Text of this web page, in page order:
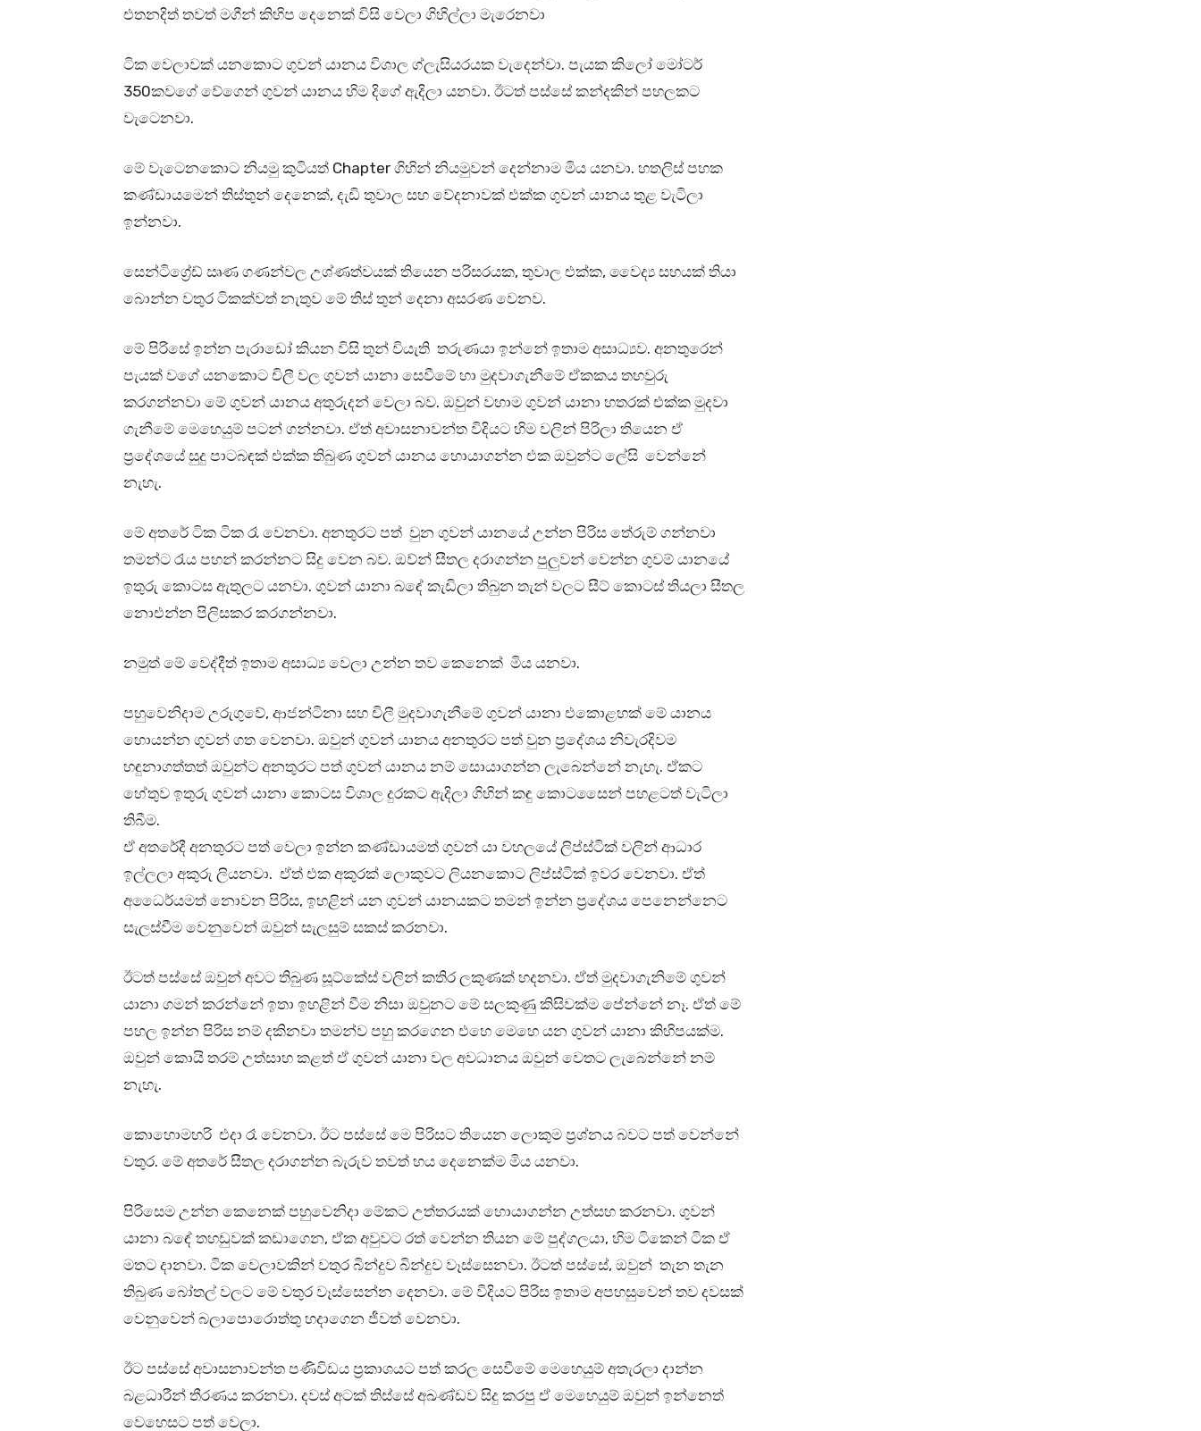
එතනදිත් තවත් මගීන් කිහිප දෙනෙක් විසි වෙලා ගිහිල්ලා මැරෙනවා
ටික වෙලාවක් යනකොට ගුවන් යානය විශාල ග්ලැසියරයක වැදෙන්වා. පැයක කිලෝ මෝටර්
350කවගේ වේගෙන් ගුවන් යානය හිම දිගේ ඇදිලා යනවා. ඊටත් පස්සේ කන්දකින් පහලකට
වැටෙනවා.
මේ වැටෙනකොට නියමු කුටියත් Chapter ගිහින් නියමුවන් දෙන්නාම මිය යනවා. හතලිස් පහක
කණ්ඩායමෙන් තිස්තුන් දෙනෙක්, දැඩි තුවාල සහ වේදනාවක් එක්ක ගුවන් යානය තුළ වැටිලා
ඉන්නවා.
සෙන්ටිග්‍රේඩ් ඍණ ගණන්වල උශ්ණත්වයක් තියෙන පරිසරයක, තුවාල එක්ක, වෛද්‍ය සහයක් තියා
බොන්න වතුර ටිකක්වත් නැතුව මේ තිස් තුන් දෙනා අසරණ වෙනව.
මේ පිරිසේ ඉන්න පැරාඩෝ කියන විසි තුන් වියැති තරුණයා ඉන්නේ ඉතාම අසාධ්‍යව. අනතුරෙන්
පැයක් වගේ යනකොට චිලී වල ගුවන් යානා සෙවීමේ හා මුදවාගැනීමේ ඒකකය තහවුරු
කරගන්නවා මේ ගුවන් යානය අතුරුදන් වෙලා බව. ඔවුන් වහාම ගුවන් යානා හතරක් එක්ක මුදවා
ගැනීමේ මෙහෙයුම් පටන් ගන්නවා. ඒත් අවාසනාවන්ත විදියට හිම වලින් පිරිලා තියෙන ඒ
ප්‍රදේශයේ සුදු පාටබඳක් එක්ක තිබුණ ගුවන් යානය හොයාගන්න එක ඔවුන්ට ලේසි වෙන්නේ
නැහැ.
මේ අතරේ ටික ටික රෑ වෙනවා. අනතුරට පත් වුන ගුවන් යානයේ උන්න පිරිස තේරුම් ගන්නවා
තමන්ට රැය පහන් කරන්නට සිදු වෙන බව. ඔව්න් සීතල දරාගන්න පුලුවන් වෙන්න ගුවම් යානයේ
ඉතුරු කොටස ඇතුලට යනවා. ගුවන් යානා බඳේ කැඩිලා තිබුන තැන් වලට සීට් කොටස් තියලා සීතල
නොඑන්න පිලිසකර කරගන්නවා.
නමුත් මේ වෙද්දීත් ඉතාම අසාධ්‍ය වෙලා උන්න තව කෙනෙක් මිය යනවා.
පහුවෙනිදාම උරුගුවේ, ආජන්ටිනා සහ චිලී මුදවාගැනීමේ ගුවන් යානා එකොළහක් මේ යානය
හොයන්න ගුවන් ගත වෙනවා. ඔවුන් ගුවන් යානය අනතුරට පත් වුන ප්‍රදේශය නිවැරදිවම
හඳුනාගත්තත් ඔවුන්ට අනතුරට පත් ගුවන් යානය නම් සොයාගන්න ලැබෙන්නේ නැහැ. ඒකට
හේතුව ඉතුරු ගුවන් යානා කොටස විශාල දුරකට ඇදිලා ගිහින් කඳු කොටසෛන් පහළටත් වැටිලා
තිබීම.
ඒ අතරේදී අනතුරට පත් වෙලා ඉන්න කණ්ඩායමත් ගුවන් යා වහලයේ ලිප්ස්ටික් වලින් ආධාර
ඉල්ලලා අකුරු ලියනවා. ඒත් එක අකුරක් ලොකුවට ලියනකොට ලිප්ස්ටික් ඉවර වෙනවා. ඒත්
අධෛර්යමත් නොවන පිරිස, ඉහළින් යන ගුවන් යානයකට තමන් ඉන්න ප්‍රදේශය පෙනෙන්නෙට
සැලස්වීම වෙනුවෙන් ඔවුන් සැලසුම් සකස් කරනවා.
ඊටත් පස්සේ ඔවුන් අවට තිබුණ සූට්කේස් වලින් කතිර ලකුණක් හදනවා. ඒත් මුදවාගැනිමේ ගුවන්
යානා ගමන් කරන්නේ ඉතා ඉහළින් වීම නිසා ඔවුනට මේ සලකුණු කිසිවක්ම පේන්නේ නෑ. ඒත් මේ
පහල ඉන්න පිරිස නම් දකිනවා තමන්ව පහු කරගෙන එහෙ මෙහෙ යන ගුවන් යානා කිහිපයක්ම.
ඔවුන් කොයි තරම් උත්සාහ කළත් ඒ ගුවන් යානා වල අවධානය ඔවුන් වෙතට ලැබෙන්නේ නම්
නැහැ.
කොහොමහරි එදා රෑ වෙනවා. ඊට පස්සේ මෙ පිරිසට තියෙන ලොකුම ප්‍රශ්‍නය බවට පත් වෙන්නේ
වතුර. මේ අතරේ සීතල දරාගන්න බැරුව තවත් හය දෙනෙක්ම මිය යනවා.
පිරිසෙම උන්න කෙනෙක් පහුවෙනිදා මේකට උත්තරයක් හොයාගන්න උත්සහ කරනවා. ගුවන්
යානා බඳේ තහඩුවක් කඩාගෙන, ඒක අවුවට රත් වෙන්න තියන මේ පුද්ගලයා, හිම ටිකෙන් ටික ඒ
මතට දානවා. ටික වෙලාවකින් වතුර බින්දුව බින්දුව වෑස්සෙනවා. ඊටත් පස්සේ, ඔවුන් තැන තැන
තිබුණ බෝතල් වලට මේ වතුර වෑස්සෙන්න දෙනවා. මේ විදියට පිරිස ඉතාම අපහසුවෙන් තව දවසක්
වෙනුවෙන් බලාපොරොත්තු හදාගෙන ජීවත් වෙනවා.
ඊට පස්සේ අවාසනාවන්ත පණිවිඩය ප්‍රකාශයට පත් කරල සෙවීමේ මෙහෙයුම් අතැරලා දාන්න
බළධාරීන් තීරණය කරනවා. දවස් අටක් තිස්සේ අඛණ්ඩව සිදු කරපු ඒ මෙහෙයුම් ඔවුන් ඉන්නෙත්
වෙහෙසට පත් වෙලා.